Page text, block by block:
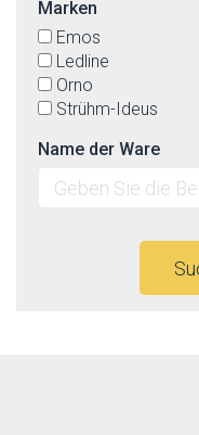
Marken
Emos
Ledline
Orno
Strühm-Ideus
Name der Ware